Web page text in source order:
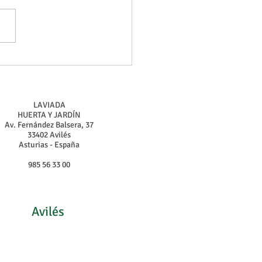
LAVIADA
HUERTA Y JARDÍN
Av. Fernández Balsera, 37
33402 Avilés
Asturias - España
985 56 33 00
Avilés